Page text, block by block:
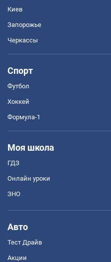
Киев
Запорожье
Черкассы
Спорт
Футбол
Хоккей
Формула-1
Моя школа
ГДЗ
Онлайн уроки
ЗНО
Авто
Тест Драйв
Акции